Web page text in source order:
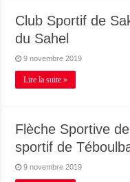
Club Sportif de
du Sahel
9 novembre 2019
Lire la suite »
Flèche Sportive
sportif de
9 novembre 2019